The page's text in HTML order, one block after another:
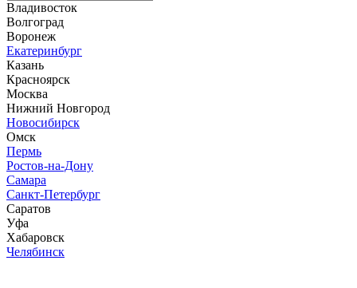
Владивосток
Волгоград
Воронеж
Екатеринбург
Казань
Красноярск
Москва
Нижний Новгород
Новосибирск
Омск
Пермь
Ростов-на-Дону
Самара
Санкт-Петербург
Саратов
Уфа
Хабаровск
Челябинск